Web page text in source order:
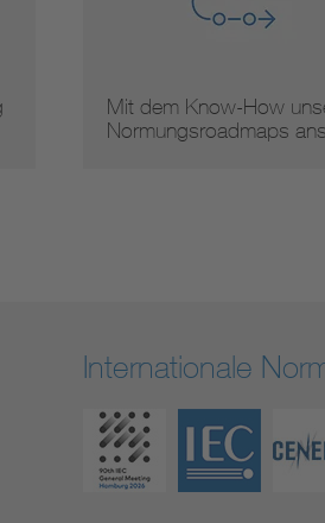
Mit dem Know-How
Normungsroadmaps
Internationale